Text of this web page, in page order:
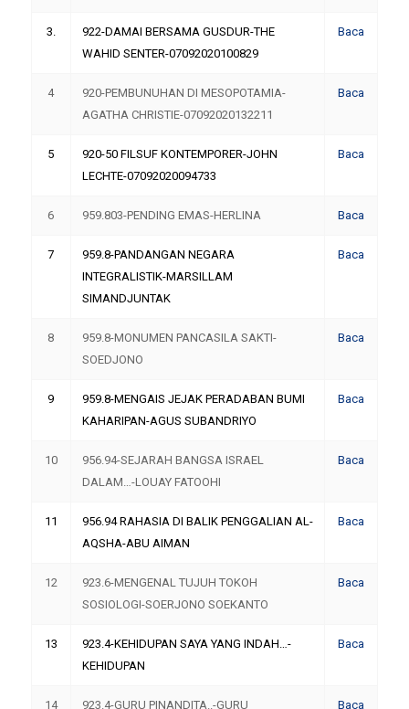
3.
922-DAMAI BERSAMA GUSDUR-THE
WAHID SENTER-07092020100829
Baca
4
920-PEMBUNUHAN DI MESOPOTAMIA-
AGATHA CHRISTIE-07092020132211
Baca
5
920-50 FILSUF KONTEMPORER-JOHN
LECHTE-07092020094733
Baca
6 959.803-PENDING EMAS-HERLINA Baca
7
959.8-PANDANGAN NEGARA
INTEGRALISTIK-MARSILLAM
SIMANDJUNTAK
Baca
8
959.8-MONUMEN PANCASILA SAKTI-
SOEDJONO
Baca
9
959.8-MENGAIS JEJAK PERADABAN BUMI
KAHARIPAN-AGUS SUBANDRIYO
Baca
10
956.94-SEJARAH BANGSA ISRAEL
DALAM…-LOUAY FATOOHI
Baca
11
956.94 RAHASIA DI BALIK PENGGALIAN AL-
AQSHA-ABU AIMAN
Baca
12
923.6-MENGENAL TUJUH TOKOH
SOSIOLOGI-SOERJONO SOEKANTO
Baca
13
923.4-KEHIDUPAN SAYA YANG INDAH…-
KEHIDUPAN
Baca
14 923.4-GURU PINANDITA..-GURU Baca